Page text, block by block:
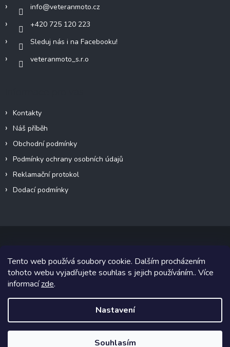
Tento web používá soubory cookie. Dalším procházením
tohoto webu vyjadřujete souhlas s jejich používáním.. Více
informacízde.
Nastavení
Souhlasím
u
info@veteranmoto.cz
+420 725 120 223
Sleduj nás i na Facebooku!
veteranmoto_s.r.o
Kontakty
Náš příběh
Obchodní podmínky
Podmínky ochrany osobních údajů
Reklamační protokol
Dodací podmínky
Copyright 2026VeteránMoto s.r.o.. Všechna práva vyhrazena.
Grafický návrh vytvořil a na Shoptet implementoval
Shoptetak.cz.